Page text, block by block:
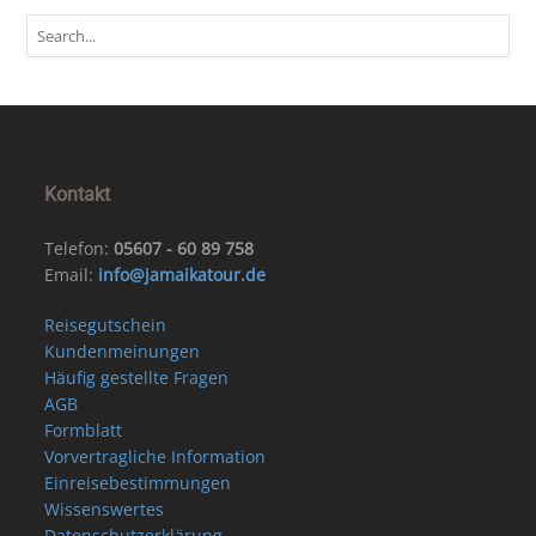
Kontakt
Telefon:05607 - 60 89 758
Email: info@jamaikatour.de
Reisegutschein
Kundenmeinungen
Häufig gestellte Fragen
AGB
Formblatt
Vorvertragliche Information
Einreisebestimmungen
Wissenswertes